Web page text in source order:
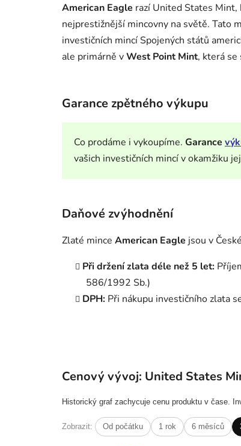
American Eagle razí United States Mint,
nejprestižnější mincovny na světě. Tato
investičních mincí Spojených států
ale primárně vWest Point Mint, která se
Garance zpětného výkupu
Co prodáme i vykoupíme. Garance
vašich investičních mincí v okamžiku
Daňové zvýhodnění
Zlaté mince American Eagle jsou v
Při držení zlata déle než 5 let:
586/1992 Sb.)
DPH: Při nákupu investičního zlata
Cenový vývoj: United States
Historický graf zachycuje cenu produktu v čase.
Zobrazit: Od počátku 1 rok 6 měsíců